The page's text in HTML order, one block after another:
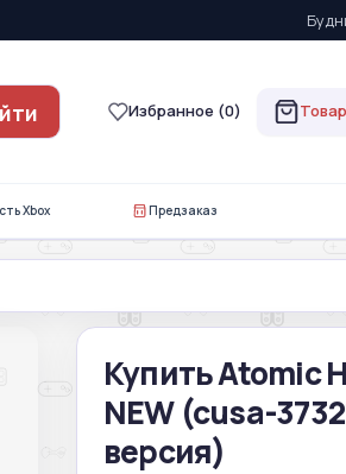
Избранное (0)
Xbox Предзаказ
Купить Atomic
NEW (cusa-
версия)